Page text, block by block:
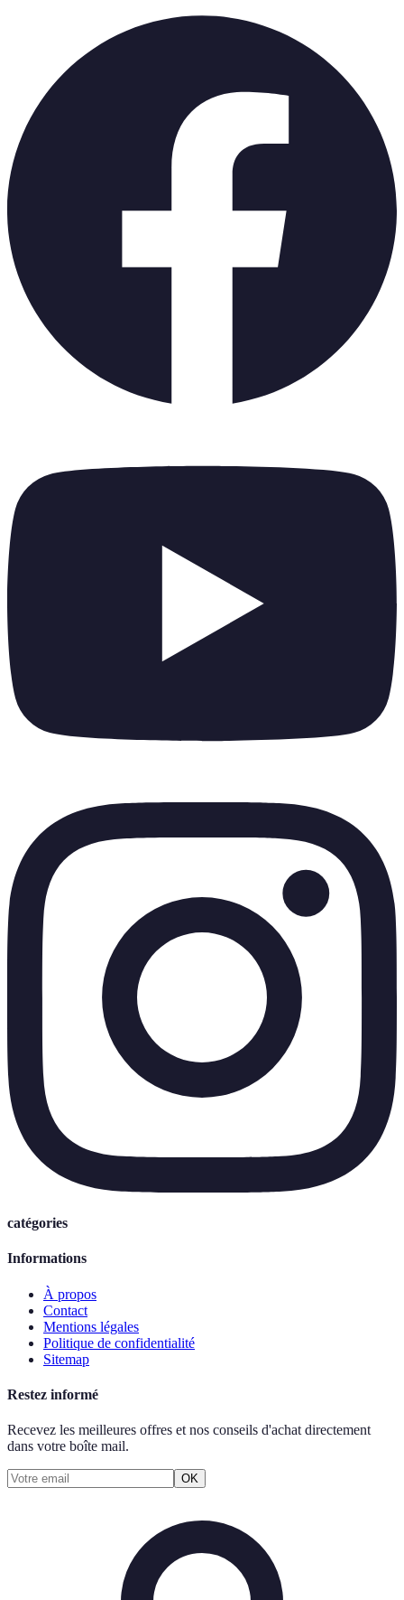
catégories
Informations
À propos
Contact
Mentions légales
Politique de confidentialité
Sitemap
Restez informé
Recevez les meilleures offres et nos conseils d'achat directement
dans votre boîte mail.
OK